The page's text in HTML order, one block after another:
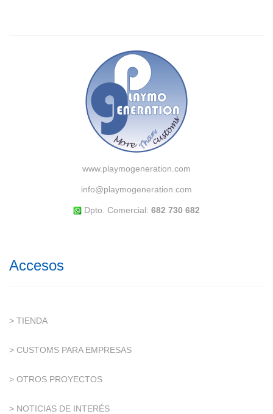
www.playmogeneration.com
info@playmogeneration.com
Dpto. Comercial: 682 730 682
Accesos
> TIENDA
> CUSTOMS PARA EMPRESAS
> OTROS PROYECTOS
> NOTICIAS DE INTERÉS